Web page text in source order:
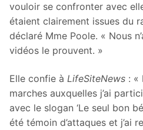
vouloir se confronter avec
étaient clairement issues du
déclaré Mme Poole. « Nous
vidéos le prouvent. »
Elle confie à LifeSiteNews : «
marches auxquelles j’ai
avec le slogan ‘Le seul bon
été témoin d’attaques et j’ai